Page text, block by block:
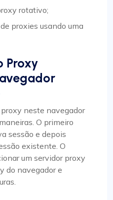
rotativo;
proxies usando uma
Proxy
neste navegador
O primeiro
sessão e depois
existente. O
um servidor proxy
do navegador e